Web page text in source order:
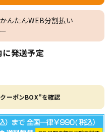
んたんWEB分割払い
発送予定
ーポンBOX"を確認